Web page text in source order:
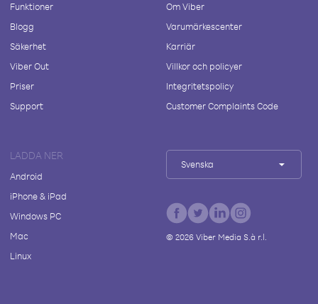
Funktioner
Blogg
Säkerhet
Viber Out
Priser
Support
Om Viber
Varumärkescenter
Karriär
Villkor och policyer
Integritetspolicy
Customer Complaints Code
LADDA NER
Android
iPhone & iPad
Windows PC
Mac
Linux
Svenska
© 2026Viber Media S.à r.l.